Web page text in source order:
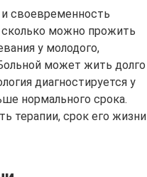
своевременность
можно прожить
у молодого,
может жить долго
диагностируется у
нормального срока.
терапии, срок его жизни